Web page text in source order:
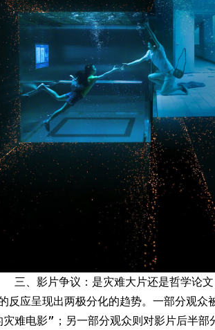
三、影片争议：是灾难大片还是哲学论文
反应呈现出两极分化的趋势。一部分观
难电影”；另一部分观众则对影片后半部